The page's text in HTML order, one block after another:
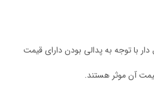
دار با توجه به پدالی بودن دارای قیمت
آن موثر هستند.